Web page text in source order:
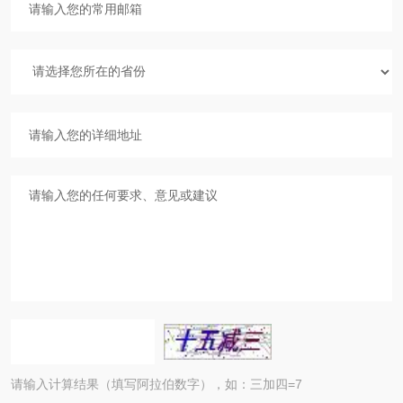
请输入计算结果（填写阿拉伯数字），如：三加四=7